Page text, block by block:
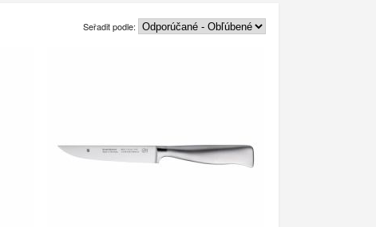
Seřadit podle: